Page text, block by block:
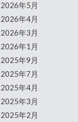
2026年5月
2026年4月
2026年3月
2026年1月
2025年9月
2025年7月
2025年4月
2025年3月
2025年2月